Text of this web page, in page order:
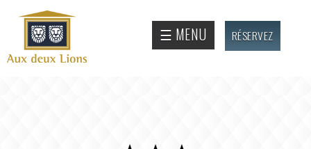
Site
officiel
de
☰ MENU RÉSERVEZ